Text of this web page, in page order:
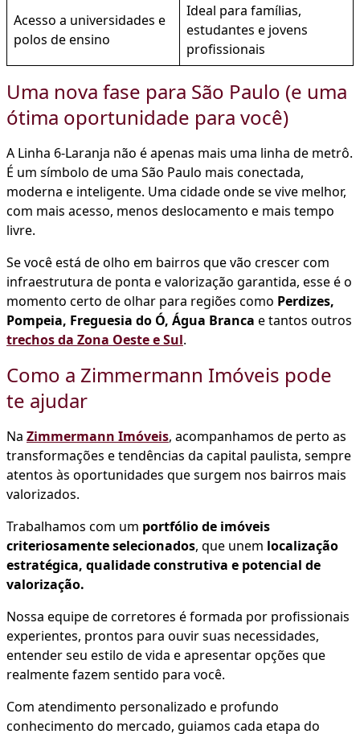
Acesso a universidades e
polos de ensino
Ideal para famílias,
estudantes e jovens
profissionais
Uma nova fase para São Paulo (e uma
ótima oportunidade para você)
A Linha 6-Laranja não é apenas mais uma linha de metrô.
É um símbolo de uma São Paulo mais conectada,
moderna e inteligente. Uma cidade onde se vive melhor,
com mais acesso, menos deslocamento e mais tempo
livre.
Se você está de olho em bairros que vão crescer com
infraestrutura de ponta e valorização garantida, esse é o
momento certo de olhar para regiões como Perdizes,
Pompeia, Freguesia do Ó, Água Branca e tantos outros
trechos da Zona Oeste e Sul.
Como a Zimmermann Imóveis pode
te ajudar
Na Zimmermann Imóveis, acompanhamos de perto as
transformações e tendências da capital paulista, sempre
atentos às oportunidades que surgem nos bairros mais
valorizados.
Trabalhamos com um portfólio de imóveis
criteriosamente selecionados, que unem localização
estratégica, qualidade construtiva e potencial de
valorização.
Nossa equipe de corretores é formada por profissionais
experientes, prontos para ouvir suas necessidades,
entender seu estilo de vida e apresentar opções que
realmente fazem sentido para você.
Com atendimento personalizado e profundo
conhecimento do mercado, guiamos cada etapa do